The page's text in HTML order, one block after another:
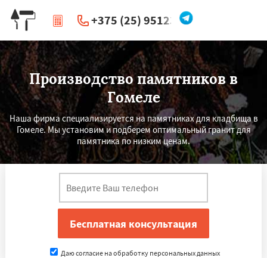
+375 (25) 951234
| Перезвоните мне
Производство памятников в
Гомеле
Наша фирма специализируется на памятниках для кладбища в
Гомеле. Мы установим и подберем оптимальный гранит для
памятника по низким ценам.
Даю согласие на обработку персональных данных